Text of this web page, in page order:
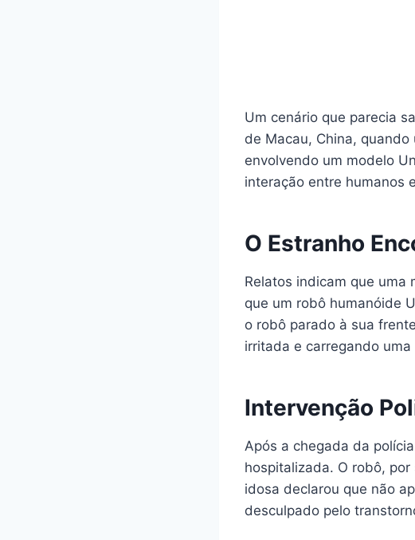
Um cenário que parecia
de Macau, China,
envolvendo um modelo
interação entre humanos
O Estranho
Relatos indicam que
que um robô humanóide
o robô parado à sua
irritada e carregando
Intervenção
Após a chegada da
hospitalizada. O robô,
idosa declarou que não
desculpado pelo